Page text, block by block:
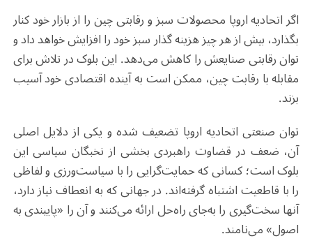
اگر اتحادیه اروپا محصولات سبز و رقابتی چین را از بازار خود کنار
بگذارد، بیش از هر چیز هزینه گذار سبز خود را افزایش خواهد داد و
توان رقابتی صنایعش را کاهش می‌دهد. این بلوک در تلاش برای
مقابله با رقابت چین، ممکن است به آینده اقتصادی خود آسیب
بزند.
توان صنعتی اتحادیه اروپا تضعیف شده و یکی از دلایل اصلی
آن، ضعف در قضاوت راهبردی بخشی از نخبگان سیاسی این
بلوک است؛ کسانی که حمایت‌گرایی را با سیاست‌ورزی و لفاظی
را با قاطعیت اشتباه گرفته‌اند. در جهانی که به انعطاف نیاز دارد،
آنها سخت‌گیری را به‌جای راه‌حل ارائه می‌کنند و آن را «پایبندی به
اصول» می‌نامند.